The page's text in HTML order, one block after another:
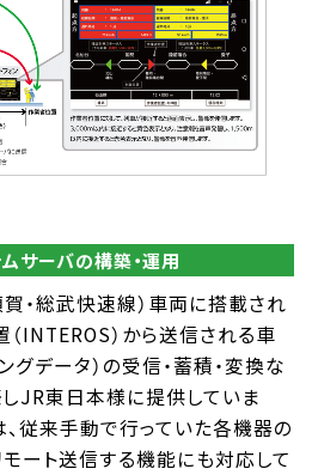
サーバの構築・運用
・総武快速線）車両に搭載され
INTEROS）から送信される車
グデータ）の受信・蓄積・変換な
JR東日本様に提供していま
、従来手動で行っていた各機器の
ート送信する機能にも対応して